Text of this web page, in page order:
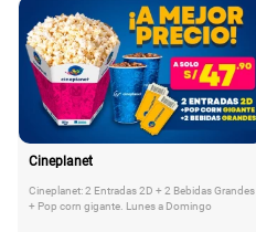
Cineplanet
Cineplanet: 2 Entradas 2D + 2 Bebidas Grandes
+ Pop corn gigante. Lunes a Domingo